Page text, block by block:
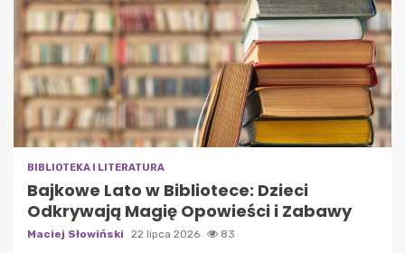
BIBLIOTEKA I LITERATURA
Bajkowe Lato w Bibliotece: Dzieci
Odkrywają Magię Opowieści i Zabawy
Maciej Słowiński 22 lipca 2026 83